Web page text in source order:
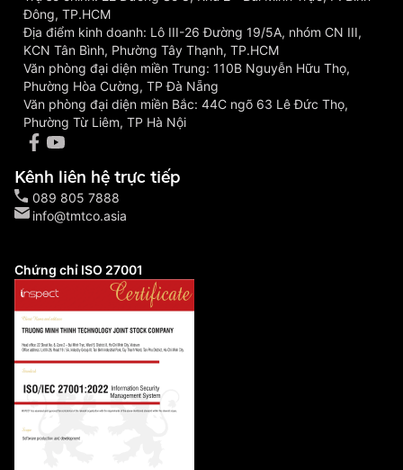
Đông, TP.HCM
Địa điểm kinh doanh: Lô III-26 Đường 19/5A, nhóm CN III,
KCN Tân Bình, Phường Tây Thạnh, TP.HCM
Văn phòng đại diện miền Trung: 110B Nguyễn Hữu Thọ,
Phường Hòa Cường, TP Đà Nẵng
Văn phòng đại diện miền Bắc: 44C ngõ 63 Lê Đức Thọ,
Phường Từ Liêm, TP Hà Nội
Kênh liên hệ trực tiếp
089 805 7888
info@tmtco.asia
Chứng chỉ ISO 27001